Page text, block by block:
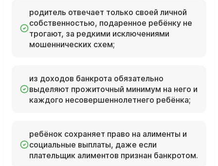
родитель отвечает только своей личной
собственностью, подаренное ребёнку не
трогают, за редкими исключениями
мошеннических схем;
из доходов банкрота обязательно
выделяют прожиточный минимум на него и
каждого несовершеннолетнего ребёнка;
ребёнок сохраняет право на алименты и
социальные выплаты, даже если
плательщик алиментов признан банкротом.